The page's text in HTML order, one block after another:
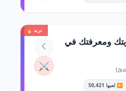
ترند 🔥
ومعرفتك في
▶️ لعبها 50,421
⚔️